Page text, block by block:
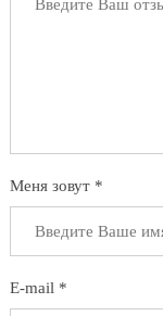
Меня зовут *
E-mail *